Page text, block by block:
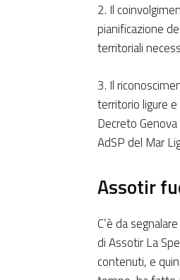
2. Il
pianificazione
territoriali
3. Il
territorio ligure
Decreto
AdSP del Mar
Assotir
C’è da
di Assotir La
contenuti, e